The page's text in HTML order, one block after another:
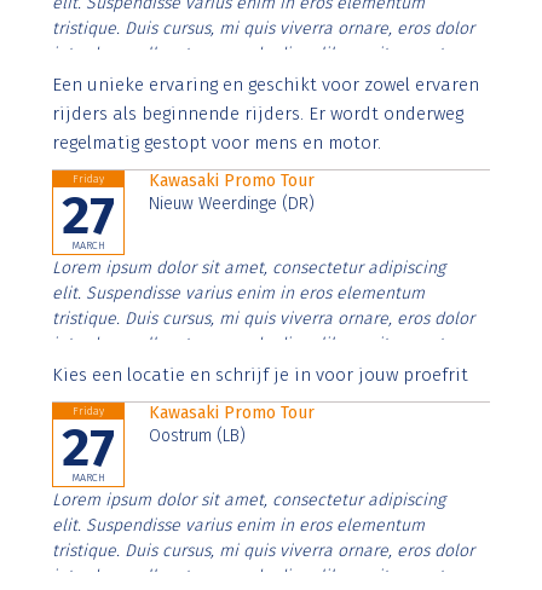
tristique. Duis cursus, mi quis viverra ornare, eros dolor
interdum nulla, ut commodo diam libero vitae erat.
Aenean faucibus nibh et justo cursus id rutrum lorem
imperdiet. Nunc ut sem vitae risus tristique posuere.
Een unieke ervaring en geschikt voor zowel ervaren
rijders als beginnende rijders. Er wordt onderweg
regelmatig gestopt voor mens en motor.
Friday
27
MARCH
Kawasaki Promo Tour
Nieuw Weerdinge (DR)
Lorem ipsum dolor sit amet, consectetur adipiscing
elit. Suspendisse varius enim in eros elementum
tristique. Duis cursus, mi quis viverra ornare, eros dolor
interdum nulla, ut commodo diam libero vitae erat.
Aenean faucibus nibh et justo cursus id rutrum lorem
Kies een locatie en schrijf je in voor jouw proefrit
Friday
27
MARCH
Kawasaki Promo Tour
Oostrum (LB)
Lorem ipsum dolor sit amet, consectetur adipiscing
elit. Suspendisse varius enim in eros elementum
tristique. Duis cursus, mi quis viverra ornare, eros dolor
interdum nulla, ut commodo diam libero vitae erat.